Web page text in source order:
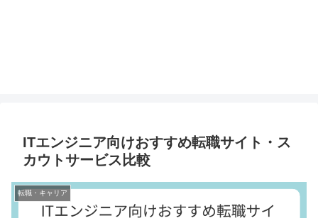
ITエンジニア向けおすすめ転職サイト・ス
カウトサービス比較
転職・キャリア